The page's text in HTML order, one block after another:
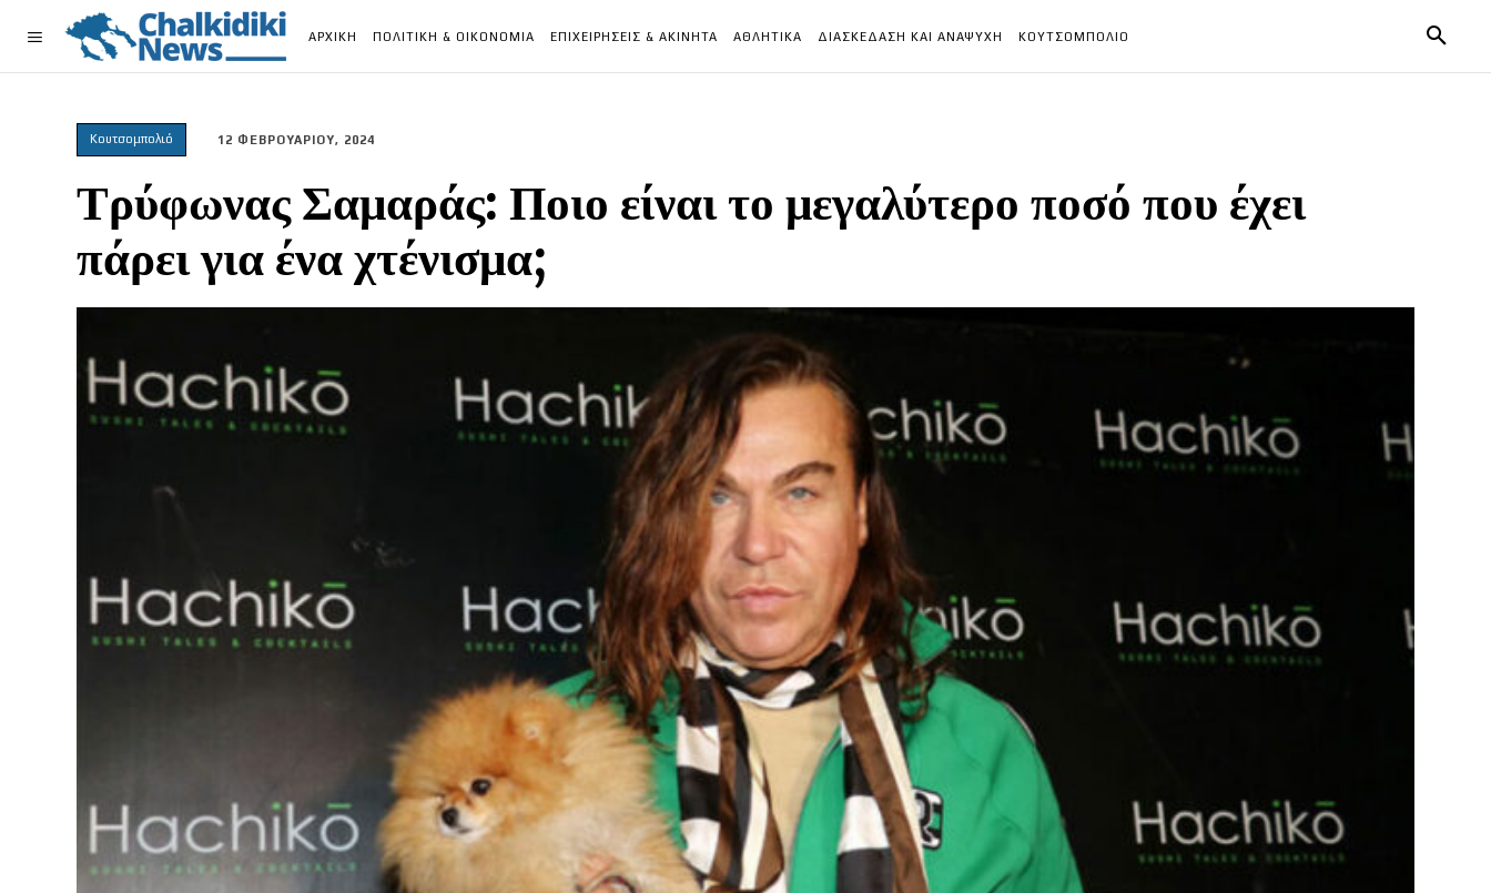
ΑΡΧΙΚΗ ΠΟΛΙΤΙΚΗ & ΟΙΚΟΝΟΜΙΑ ΕΠΙΧΕΙΡΗΣΕΙΣ & ΑΚΙΝΗΤΑ ΑΘΛΗΤΙΚΑ ΔΙΑΣΚΕΔΑΣΗ ΚΑΙ ΑΝΑΨΥΧΗ ΚΟΥΤΣΟΜΠΟΛΙΟ
Κουτσομπολιό 12 ΦΕΒΡΟΥΑΡΙΟΥ, 2024
Τρύφωνας Σαμαράς: Ποιο είναι το μεγαλύτερο ποσό που έχει
πάρει για ένα χτένισμα;